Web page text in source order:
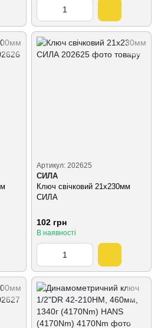
Артикул: 202625
СИЛА
Ключ свічковий 21x230мм
СИЛА
102 грн
В наявності